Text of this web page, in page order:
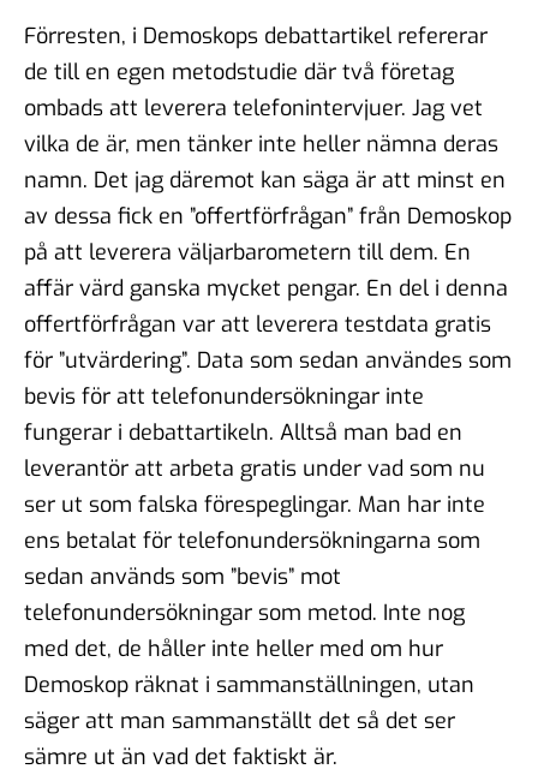
Förresten, i Demoskops debattartikel refererar
de till en egen metodstudie där två företag
ombads att leverera telefonintervjuer. Jag vet
vilka de är, men tänker inte heller nämna deras
namn. Det jag däremot kan säga är att minst en
av dessa fick en ”offertförfrågan” från Demoskop
på att leverera väljarbarometern till dem. En
affär värd ganska mycket pengar. En del i denna
offertförfrågan var att leverera testdata gratis
för ”utvärdering”. Data som sedan användes som
bevis för att telefonundersökningar inte
fungerar i debattartikeln. Alltså man bad en
leverantör att arbeta gratis under vad som nu
ser ut som falska förespeglingar. Man har inte
ens betalat för telefonundersökningarna som
sedan används som ”bevis” mot
telefonundersökningar som metod. Inte nog
med det, de håller inte heller med om hur
Demoskop räknat i sammanställningen, utan
säger att man sammanställt det så det ser
sämre ut än vad det faktiskt är.